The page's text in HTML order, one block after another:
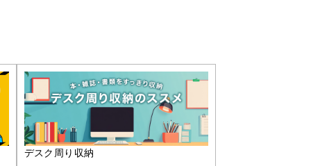
デスク周り収納